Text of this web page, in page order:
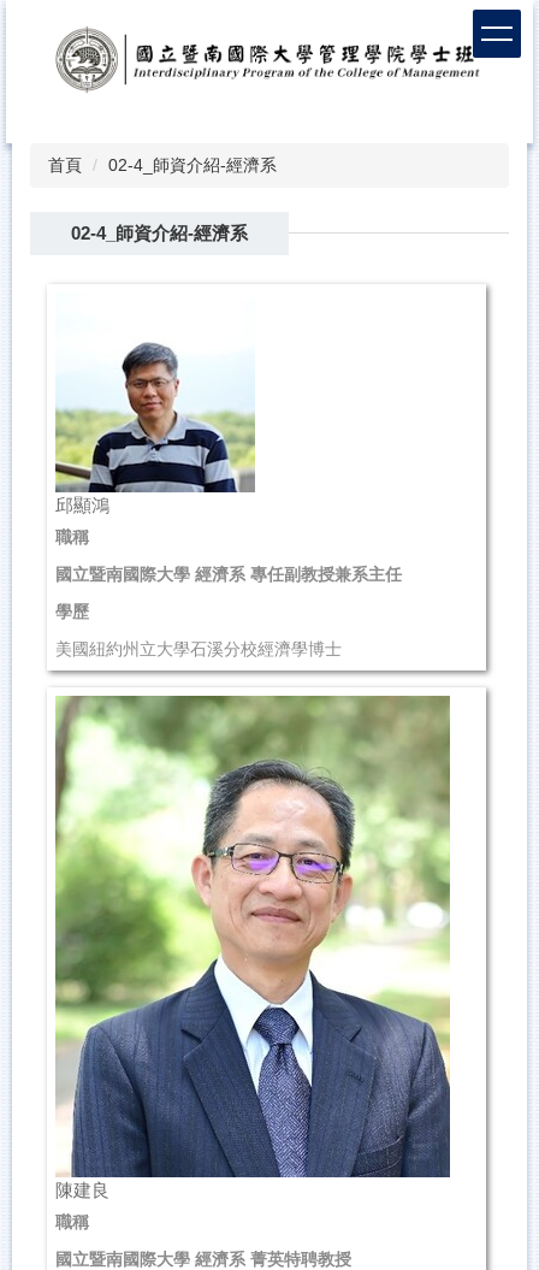
首頁 02-4_師資介紹-經濟系
02-4_師資介紹-經濟系
邱顯鴻
職稱
國立暨南國際大學 經濟系 專任副教授兼系主任
學歷
美國紐約州立大學石溪分校經濟學博士
產業組織、訊息經濟
聯絡資訊
(049)2910960 轉4689
hhchiu@ncnu.edu.tw
管理學院 411...
陳建良
職稱
國立暨南國際大學 經濟系 菁英特聘教授